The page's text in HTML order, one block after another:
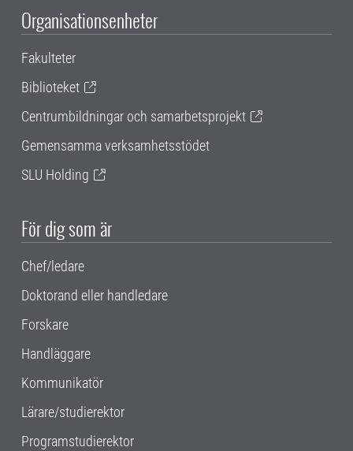
Organisationsenheter
Fakulteter
Biblioteket
Centrumbildningar och samarbetsprojekt
Gemensamma verksamhetsstödet
SLU Holding
För dig som är
Chef/ledare
Doktorand eller handledare
Forskare
Handläggare
Kommunikatör
Lärare/studierektor
Programstudierektor